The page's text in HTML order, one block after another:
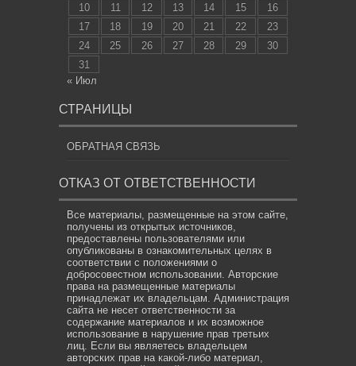
10
11 12 13 14 15
16
17
18 19 20 21 22
23
24
25 26 27 28 29
30
31
« Июл
СТРАНИЦЫ
ОБРАТНАЯ СВЯЗЬ
ОТКАЗ ОТ ОТВЕТСТВЕННОСТИ
Все материалы, размещенные на этом сайте,
получены из открытых источников,
предоставлены пользователями или
опубликованы в ознакомительных целях в
соответствии с положениями о
добросовестном использовании. Авторские
права на размещенные материалы
принадлежат их владельцам. Администрация
сайта не несет ответственности за
содержание материалов и их возможное
использование в нарушение прав третьих
лиц. Если вы являетесь владельцем
авторских прав на какой-либо материал,